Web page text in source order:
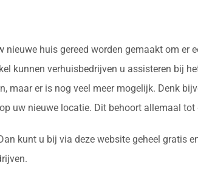
huis gereed worden gemaakt om er
kunnen verhuisbedrijven u assisteren bij
maar er is nog veel meer mogelijk. Denk
uw nieuwe locatie. Dit behoort allemaal tot
kunt u bij via deze website geheel gratis